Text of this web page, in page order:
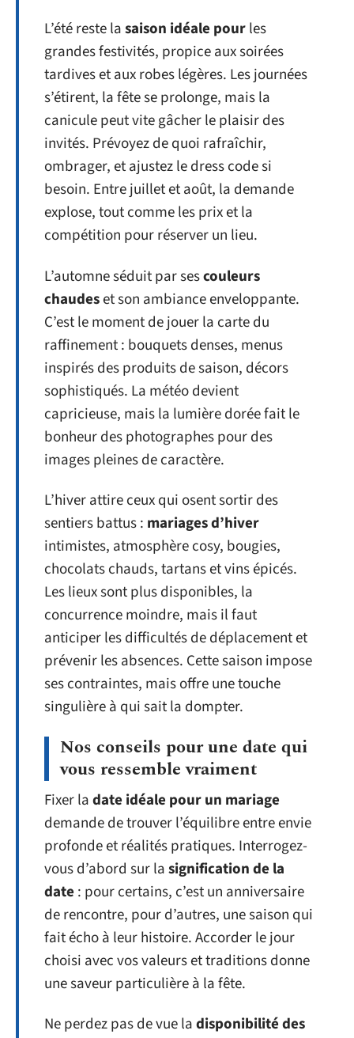
L’été reste lasaison idéale pourles
grandes festivités, propice aux soirées
tardives et aux robes légères. Les journées
s’étirent, la fête se prolonge, mais la
canicule peut vite gâcher le plaisir des
invités. Prévoyez de quoi rafraîchir,
ombrager, et ajustez le dress code si
besoin. Entre juillet et août, la demande
explose, tout comme les prix et la
compétition pour réserver un lieu.
L’automne séduit par sescouleurs
chaudeset son ambiance enveloppante.
C’est le moment de jouer la carte du
raffinement : bouquets denses, menus
inspirés des produits de saison, décors
sophistiqués. La météo devient
capricieuse, mais la lumière dorée fait le
bonheur des photographes pour des
images pleines de caractère.
L’hiver attire ceux qui osent sortir des
sentiers battus : mariages d’hiver
intimistes, atmosphère cosy, bougies,
chocolats chauds, tartans et vins épicés.
Les lieux sont plus disponibles, la
concurrence moindre, mais il faut
anticiper les difficultés de déplacement et
prévenir les absences. Cette saison impose
ses contraintes, mais offre une touche
singulière à qui sait la dompter.
Nos conseils pour une date qui
vous ressemble vraiment
Fixer ladate idéale pour un mariage
demande de trouver l’équilibre entre envie
profonde et réalités pratiques. Interrogez-
vous d’abord sur lasignification de la
date : pour certains, c’est un anniversaire
de rencontre, pour d’autres, une saison qui
fait écho à leur histoire. Accorder le jour
choisi avec vos valeurs et traditions donne
une saveur particulière à la fête.
Ne perdez pas de vue ladisponibilité des